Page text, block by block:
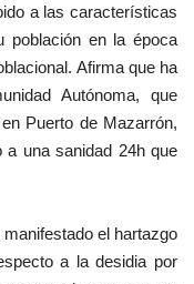
a las características
población en la época
Afirma que ha
Autónoma, que
Puerto de Mazarrón,
una sanidad 24h que
el hartazgo
a la desidia por